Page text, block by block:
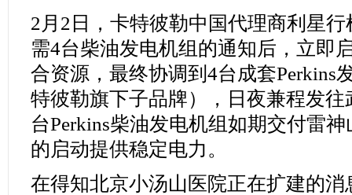
2月2日，卡特彼勒中国代理商利星
需4台柴油发电机组的通知后，立即
合资源，最终协调到4台成套Perkins
特彼勒旗下子品牌），日夜兼程发往
台Perkins柴油发电机组如期交付雷
的启动提供稳定电力。
在得知北京小汤山医院正在扩建的